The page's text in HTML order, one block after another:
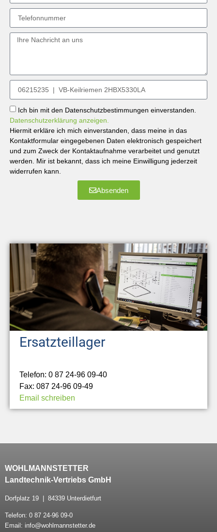
Ich bin mit den Datenschutzbestimmungen einverstanden.
Datenschutzerklärung anzeigen.
Hiermit erkläre ich mich einverstanden, dass meine in das
Kontaktformular eingegebenen Daten elektronisch gespeichert
und zum Zweck der Kontaktaufnahme verarbeitet und genutzt
werden. Mir ist bekannt, dass ich meine Einwilligung jederzeit
widerrufen kann.
Absenden
Ersatzteillager
Telefon: 0 87 24-96 09-40
Fax: 087 24-96 09-49
Email schreiben
WOHLMANNSTETTER
Landtechnik-Vertriebs GmbH
Dorfplatz 19 | 84339 Unterdietfurt
Telefon: 0 87 24-96 09-0
Email: info@wohlmannstetter.de